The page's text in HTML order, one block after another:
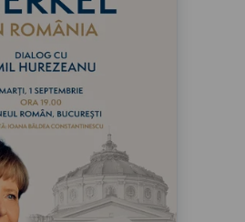
în dialog cu Emil
Hurezeanu